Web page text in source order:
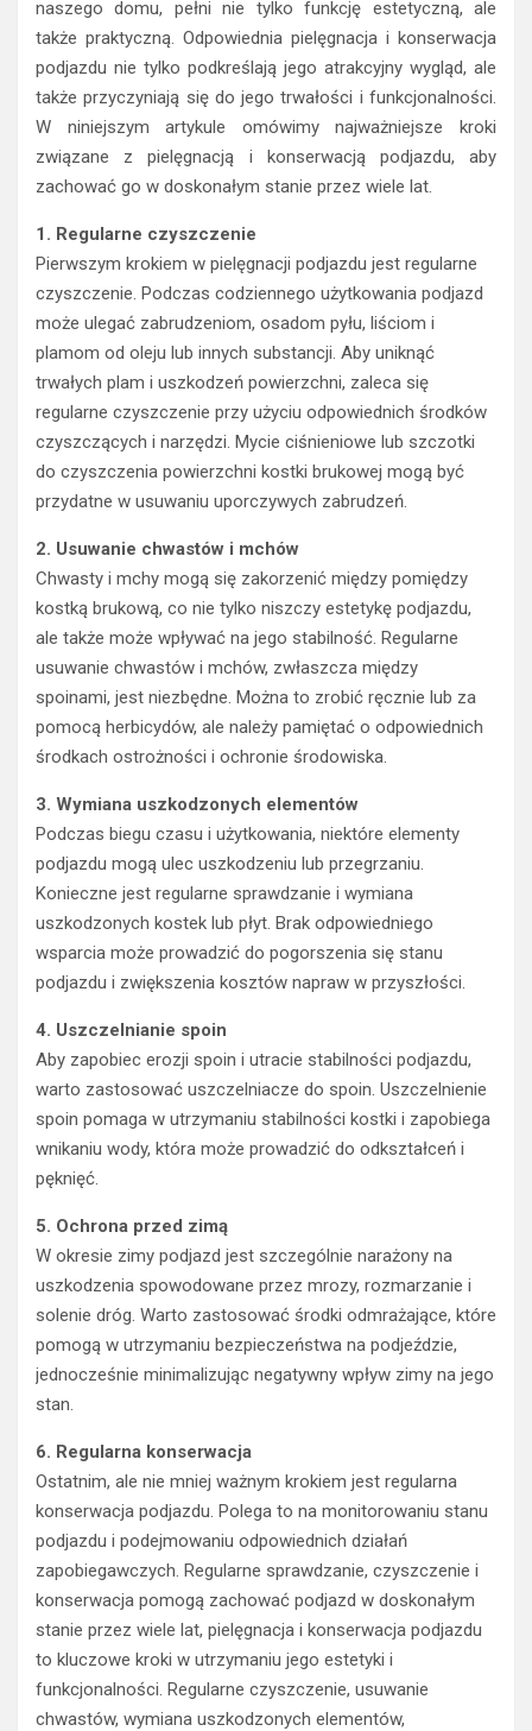
naszego domu, pełni nie tylko funkcję estetyczną, ale
także praktyczną. Odpowiednia pielęgnacja i konserwacja
podjazdu nie tylko podkreślają jego atrakcyjny wygląd, ale
także przyczyniają się do jego trwałości i funkcjonalności.
W niniejszym artykule omówimy najważniejsze kroki
związane z pielęgnacją i konserwacją podjazdu, aby
zachować go w doskonałym stanie przez wiele lat.
1. Regularne czyszczenie
Pierwszym krokiem w pielęgnacji podjazdu jest regularne
czyszczenie. Podczas codziennego użytkowania podjazd
może ulegać zabrudzeniom, osadom pyłu, liściom i
plamom od oleju lub innych substancji. Aby uniknąć
trwałych plam i uszkodzeń powierzchni, zaleca się
regularne czyszczenie przy użyciu odpowiednich środków
czyszczących i narzędzi. Mycie ciśnieniowe lub szczotki
do czyszczenia powierzchni kostki brukowej mogą być
przydatne w usuwaniu uporczywych zabrudzeń.
2. Usuwanie chwastów i mchów
Chwasty i mchy mogą się zakorzenić między pomiędzy
kostką brukową, co nie tylko niszczy estetykę podjazdu,
ale także może wpływać na jego stabilność. Regularne
usuwanie chwastów i mchów, zwłaszcza między
spoinami, jest niezbędne. Można to zrobić ręcznie lub za
pomocą herbicydów, ale należy pamiętać o odpowiednich
środkach ostrożności i ochronie środowiska.
3. Wymiana uszkodzonych elementów
Podczas biegu czasu i użytkowania, niektóre elementy
podjazdu mogą ulec uszkodzeniu lub przegrzaniu.
Konieczne jest regularne sprawdzanie i wymiana
uszkodzonych kostek lub płyt. Brak odpowiedniego
wsparcia może prowadzić do pogorszenia się stanu
podjazdu i zwiększenia kosztów napraw w przyszłości.
4. Uszczelnianie spoin
Aby zapobiec erozji spoin i utracie stabilności podjazdu,
warto zastosować uszczelniacze do spoin. Uszczelnienie
spoin pomaga w utrzymaniu stabilności kostki i zapobiega
wnikaniu wody, która może prowadzić do odkształceń i
pęknięć.
5. Ochrona przed zimą
W okresie zimy podjazd jest szczególnie narażony na
uszkodzenia spowodowane przez mrozy, rozmarzanie i
solenie dróg. Warto zastosować środki odmrażające, które
pomogą w utrzymaniu bezpieczeństwa na podjeździe,
jednocześnie minimalizując negatywny wpływ zimy na jego
stan.
6. Regularna konserwacja
Ostatnim, ale nie mniej ważnym krokiem jest regularna
konserwacja podjazdu. Polega to na monitorowaniu stanu
podjazdu i podejmowaniu odpowiednich działań
zapobiegawczych. Regularne sprawdzanie, czyszczenie i
konserwacja pomogą zachować podjazd w doskonałym
stanie przez wiele lat, pielęgnacja i konserwacja podjazdu
to kluczowe kroki w utrzymaniu jego estetyki i
funkcjonalności. Regularne czyszczenie, usuwanie
chwastów, wymiana uszkodzonych elementów,